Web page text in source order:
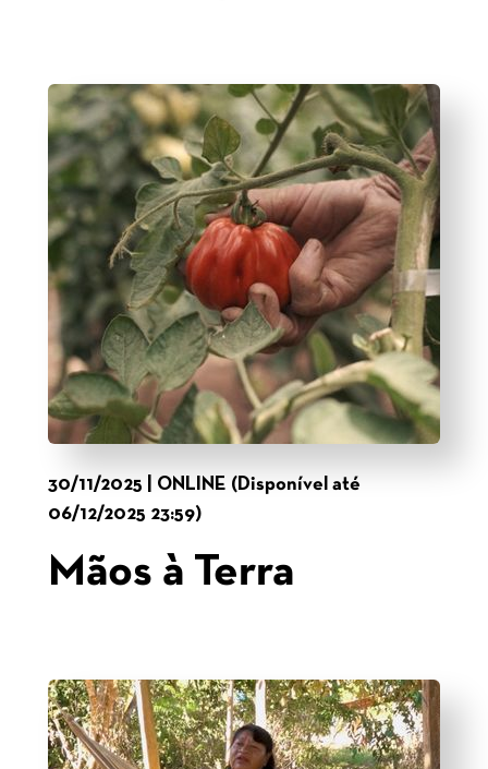
30/11/2025 | ONLINE (Disponível até
06/12/2025 23:59)
Mãos à Terra